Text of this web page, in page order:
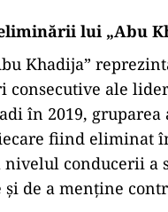
lui „Abu
Khadija”
consecutive ale
în 2019,
fiind eliminat
conducerii a
și de a menține